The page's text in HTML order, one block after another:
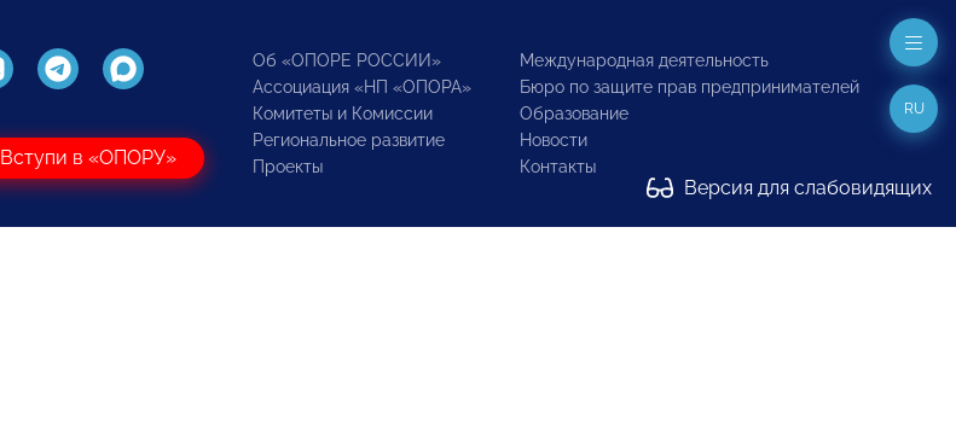
Вступи в «ОПОРУ»
Об «ОПОРЕ РОССИИ»
Ассоциация «НП «ОПОРА»
Комитеты и Комиссии
Региональное развитие
Проекты
Международная деятельность
Бюро по защите прав предпринимателей
Образование
Новости
Контакты
Версия для слабовидящих
RU